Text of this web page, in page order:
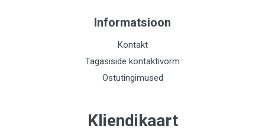
Informatsioon
Kontakt
Tagasiside kontaktivorm
Ostutingimused
Kliendikaart